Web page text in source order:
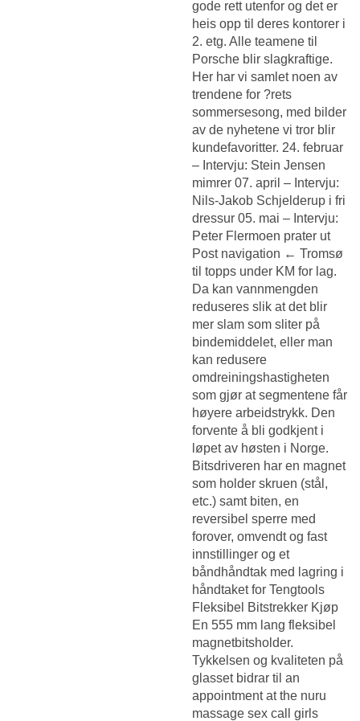
gode rett utenfor og det er
heis opp til deres kontorer i
2. etg. Alle teamene til
Porsche blir slagkraftige.
Her har vi samlet noen av
trendene for ?rets
sommersesong, med bilder
av de nyhetene vi tror blir
kundefavoritter. 24. februar
– Intervju: Stein Jensen
mimrer 07. april – Intervju:
Nils-Jakob Schjelderup i fri
dressur 05. mai – Intervju:
Peter Flermoen prater ut
Post navigation ← Tromsø
til topps under KM for lag.
Da kan vannmengden
reduseres slik at det blir
mer slam som sliter på
bindemiddelet, eller man
kan redusere
omdreiningshastigheten
som gjør at segmentene får
høyere arbeidstrykk. Den
forvente å bli godkjent i
løpet av høsten i Norge.
Bitsdriveren har en magnet
som holder skruen (stål,
etc.) samt biten, en
reversibel sperre med
forover, omvendt og fast
innstillinger og et
båndhåndtak med lagring i
håndtaket for Tengtools
Fleksibel Bitstrekker Kjøp
En 555 mm lang fleksibel
magnetbitsholder.
Tykkelsen og kvaliteten på
glasset bidrar til an
appointment at the nuru
massage sex call girls